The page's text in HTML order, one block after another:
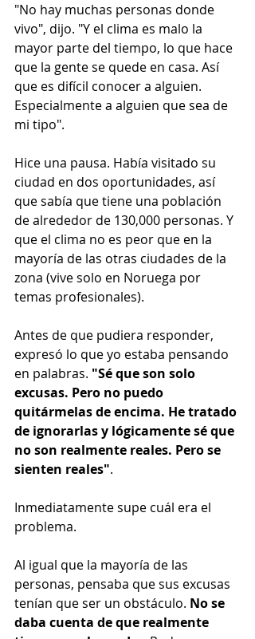
"No hay muchas personas donde
vivo", dijo. "Y el clima es malo la
mayor parte del tiempo, lo que hace
que la gente se quede en casa. Así
que es difícil conocer a alguien.
Especialmente a alguien que sea de
mi tipo".
Hice una pausa. Había visitado su
ciudad en dos oportunidades, así
que sabía que tiene una población
de alrededor de 130,000 personas. Y
que el clima no es peor que en la
mayoría de las otras ciudades de la
zona (vive solo en Noruega por
temas profesionales).
Antes de que pudiera responder,
expresó lo que yo estaba pensando
en palabras. "Sé que son solo
excusas. Pero no puedo
quitármelas de encima. He tratado
de ignorarlas y lógicamente sé que
no son realmente reales. Pero se
sienten reales".
Inmediatamente supe cuál era el
problema.
Al igual que la mayoría de las
personas, pensaba que sus excusas
tenían que ser un obstáculo. No se
daba cuenta de que realmente